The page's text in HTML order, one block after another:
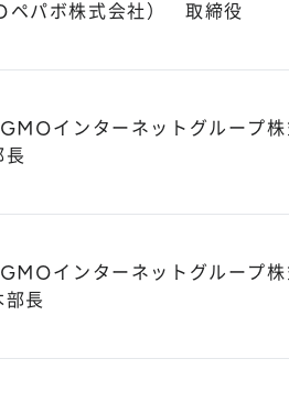
パボ株式会社） 取締役
インターネットグループ
長
インターネットグループ
長